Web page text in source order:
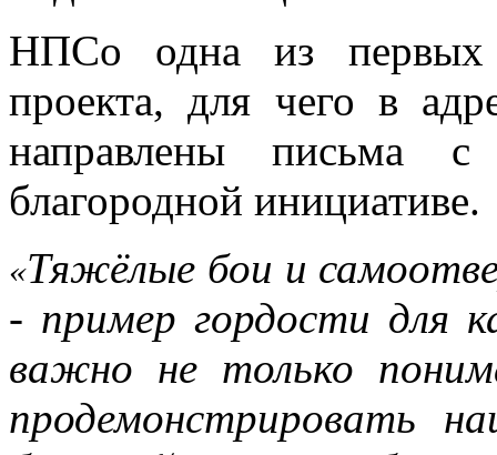
НПСо одна из первых
проекта, для чего в
направлены письма
благородной инициативе.
«Тяжёлые бои и
- пример гордости для
важно не только
продемонстрировать